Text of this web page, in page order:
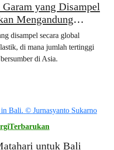
yang Disampel
Mengandung
disampel secara global
di mana jumlah tertinggi
di Asia.
untuk Bali